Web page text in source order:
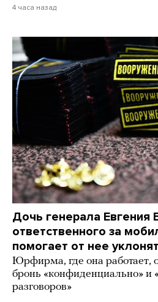
4 часа назад
Дочь генерала Евгения
ответственного за
помогает от нее
Юрфирма, где она работает,
бронь «конфиденциально» и
разговоров»